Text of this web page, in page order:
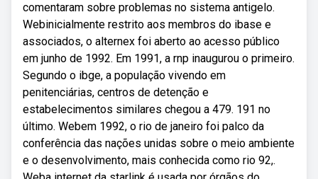
comentaram sobre problemas no sistema antigelo.
Webinicialmente restrito aos membros do ibase e
associados, o alternex foi aberto ao acesso público
em junho de 1992. Em 1991, a rnp inaugurou o primeiro.
Segundo o ibge, a população vivendo em
penitenciárias, centros de detenção e
estabelecimentos similares chegou a 479. 191 no
último. Webem 1992, o rio de janeiro foi palco da
conferência das nações unidas sobre o meio ambiente
e o desenvolvimento, mais conhecida como rio 92,.